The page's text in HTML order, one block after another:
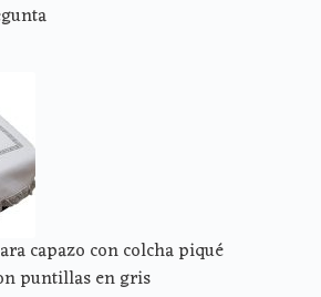
capazo con colcha piqué
puntillas en gris